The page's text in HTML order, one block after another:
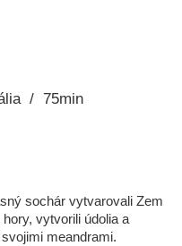
75min
sochár vytvarovali Zem
vytvorili údolia a
meandrami.